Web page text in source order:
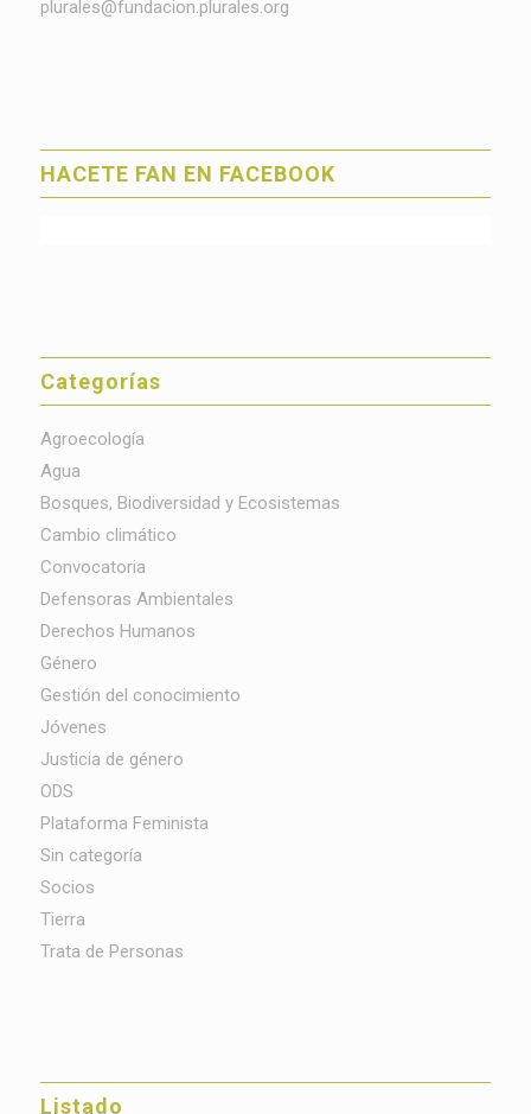
plurales@fundacion.plurales.org
HACETE FAN EN FACEBOOK
Categorías
Agroecología
Agua
Bosques, Biodiversidad y Ecosistemas
Cambio climático
Convocatoria
Defensoras Ambientales
Derechos Humanos
Género
Gestión del conocimiento
Jóvenes
Justicia de género
ODS
Plataforma Feminista
Sin categoría
Socios
Tierra
Trata de Personas
Listado